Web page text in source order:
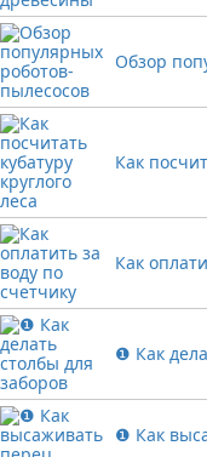
Обзор
Как
Как
❶ Как
❶ Как